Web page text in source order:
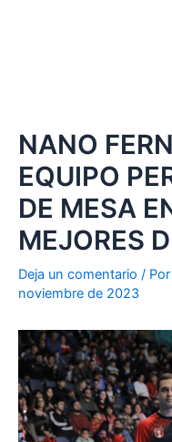
NANO
EQUIPO
DE MESA
MEJORES
Deja un comentario / Por
noviembre de 2023